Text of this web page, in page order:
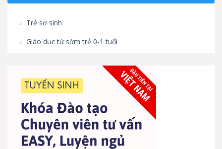
Trẻ sơ sinh
Giáo dục từ sớm trẻ 0-1 tuổi